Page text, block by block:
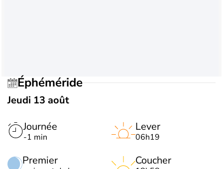
Éphéméride
Jeudi 13 août
Journée
-1 min
Premier
Lever
06h19
Coucher